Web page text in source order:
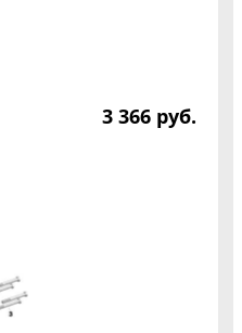
3 366 руб.